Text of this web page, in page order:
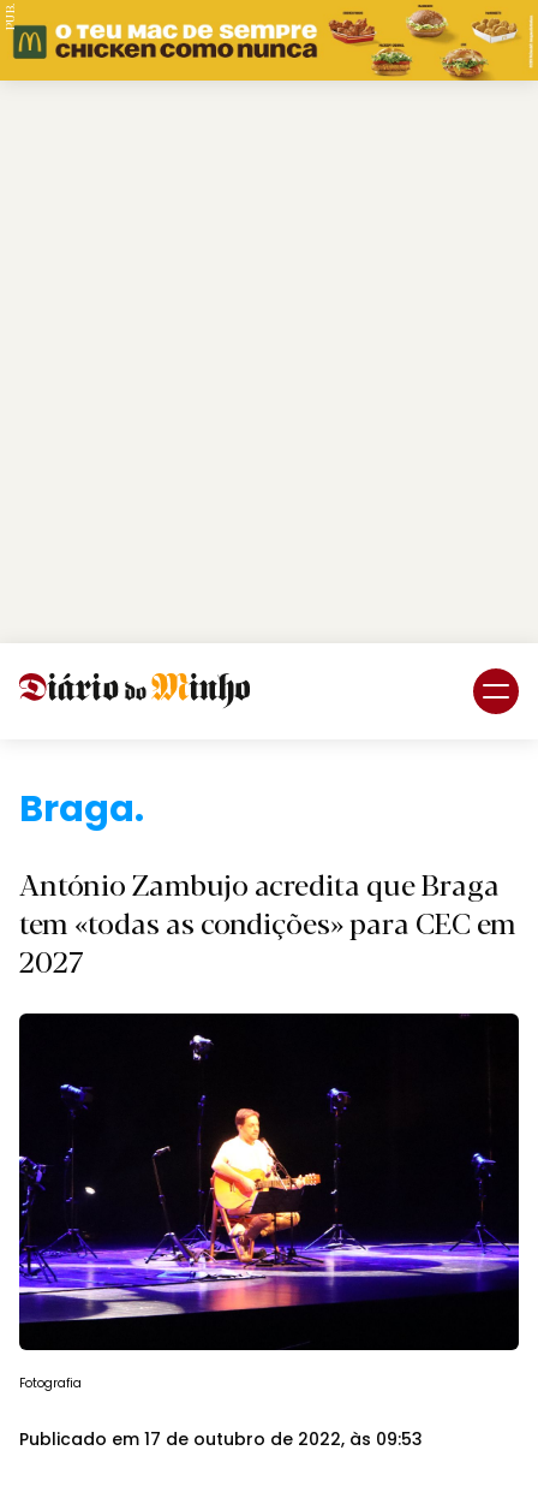
PUB.
Braga.
António Zambujo acredita que Braga
tem «todas as condições» para CEC em
2027
Fotografia
Publicado em 17 de outubro de 2022, às 09:53